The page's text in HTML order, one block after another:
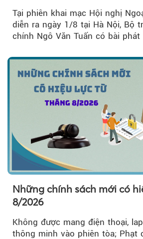
Tại phiên khai mạc Hội nghị
diễn ra ngày 1/8 tại Hà Nội, Bộ
chính Ngô Văn Tuấn có bài
Những chính sách mới có
8/2026
Không được mang điện thoại,
thông minh vào phiên tòa; Phạt